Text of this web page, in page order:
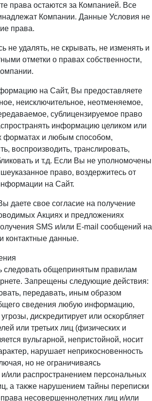
права остаются за Компанией. Все
Компании. Данные Условия не
права.
не удалять, не скрывать, не изменять и
отметки о правах собственности,
на Сайт, Вы предоставляете
неисключительное, неотменяемое,
сублицензируемое право
информацию целиком или
форматах и любым способом,
воспроизводить, транслировать,
и т.д. Если Вы не уполномочены
право, воздержитесь от
на Сайт.
даете свое согласие на получение
Акциях и предложениях
SMS и/или E-mail сообщений на
контактные данные.
следовать общепринятым правилам
Запрещены следующие действия:
передавать, иным образом
сведения любую информацию,
дискредитирует или оскорбляет
или третьих лиц (физических и
вульгарной, непристойной, носит
нарушает неприкосновенность
но не ограничиваясь
или распространением персональных
а также нарушением тайны переписки
несовершеннолетних лиц и/или